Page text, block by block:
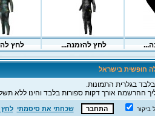
חופשית בישראל
בגלרית התמונות.
ההרשמה אורך דקות ספורות בלבד והינו ללא
שכחתי את סיסמתי